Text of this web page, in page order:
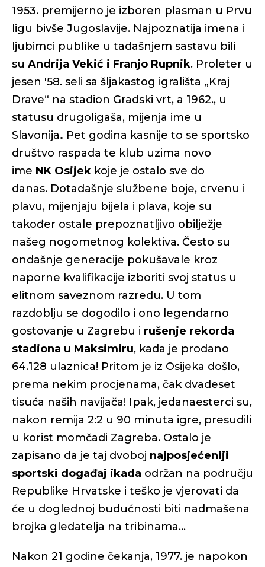
1953. premijerno je izboren plasman u Prvu
ligu bivše Jugoslavije. Najpoznatija imena i
ljubimci publike u tadašnjem sastavu bili
su Andrija Vekić i Franjo Rupnik. Proleter u
jesen '58. seli sa šljakastog igrališta „Kraj
Drave“ na stadion Gradski vrt, a 1962., u
statusu drugoligaša, mijenja ime u
Slavonija. Pet godina kasnije to se sportsko
društvo raspada te klub uzima novo
ime NK Osijek koje je ostalo sve do
danas. Dotadašnje službene boje, crvenu i
plavu, mijenjaju bijela i plava, koje su
također ostale prepoznatljivo obilježje
našeg nogometnog kolektiva. Često su
ondašnje generacije pokušavale kroz
naporne kvalifikacije izboriti svoj status u
elitnom saveznom razredu. U tom
razdoblju se dogodilo i ono legendarno
gostovanje u Zagrebu i rušenje rekorda
stadiona u Maksimiru, kada je prodano
64.128 ulaznica! Pritom je iz Osijeka došlo,
prema nekim procjenama, čak dvadeset
tisuća naših navijača! Ipak, jedanaesterci su,
nakon remija 2:2 u 90 minuta igre, presudili
u korist momčadi Zagreba. Ostalo je
zapisano da je taj dvoboj najposjećeniji
sportski događaj ikada održan na području
Republike Hrvatske i teško je vjerovati da
će u doglednoj budućnosti biti nadmašena
brojka gledatelja na tribinama...
Nakon 21 godine čekanja, 1977. je napokon